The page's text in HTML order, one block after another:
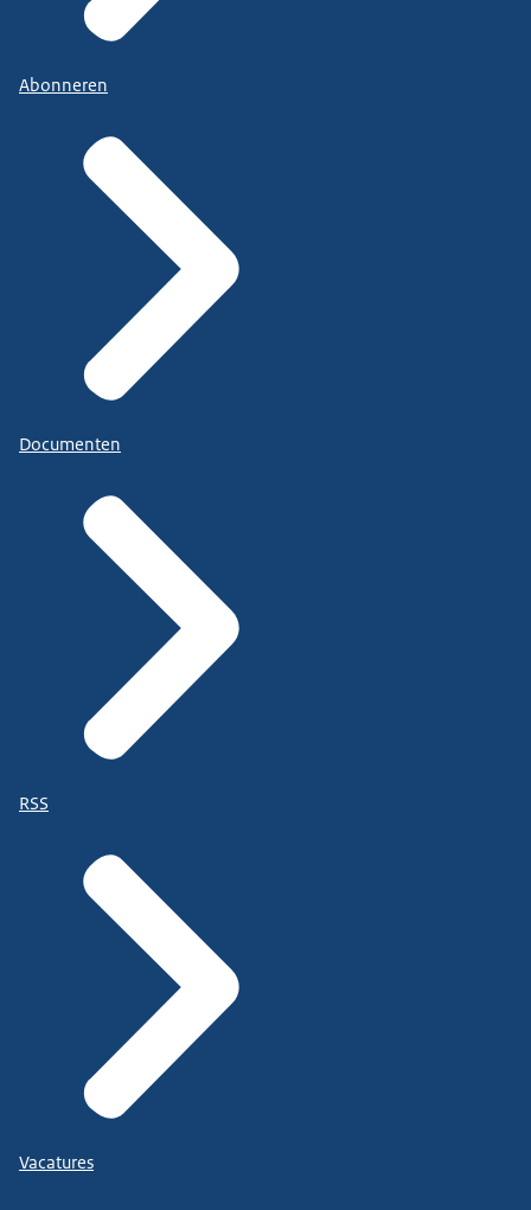
Abonneren
Documenten
RSS
Vacatures